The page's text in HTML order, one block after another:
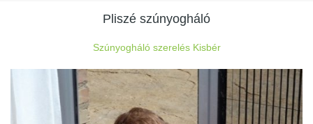
Pliszé szúnyogháló
Szúnyogháló szerelés Kisbér